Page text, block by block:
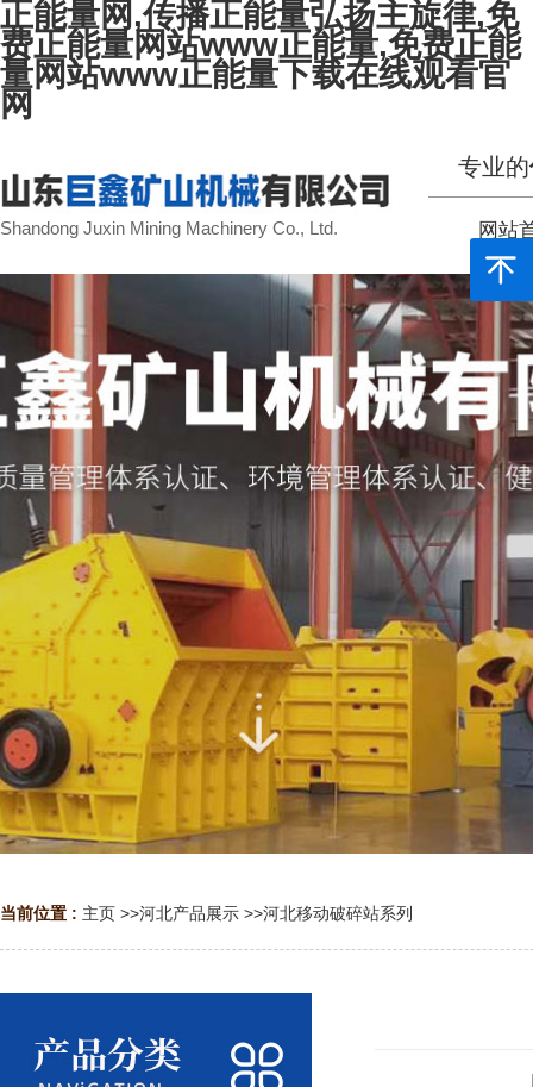
正能量网,传播正能量弘扬主旋律,免
费正能量网站www正能量,免费正能
量网站www正能量下载在线观看官
网
Shandong Juxin Mining Machinery Co., Ltd.
专业的
网站
当前位置 : 主页 >>河北产品展示 >>河北移动破碎站系列